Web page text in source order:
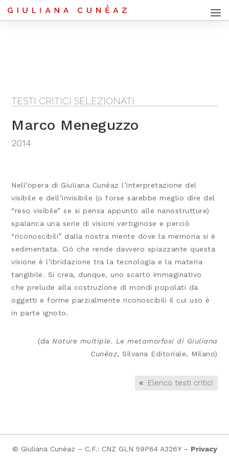
TESTI CRITICI SELEZIONATI
Marco Meneguzzo
2014
Nell’opera di Giuliana Cunéaz l’interpretazione del
visibile e dell’invisibile (o forse sarebbe meglio dire del
“reso visibile” se si pensa appunto alle nanostrutture)
spalanca una serie di visioni vertiginose e perciò
“riconoscibili” dalla nostra mente dove la memoria si è
sedimentata. Ciò che rende davvero spiazzante questa
visione è l’ibridazione tra la tecnologia e la materia
tangibile. Si crea, dunque, uno scarto immaginativo
che prelude alla costruzione di mondi popolati da
oggetti e forme parzialmente riconoscibili il cui uso è
in parte ignoto.
(da Nature multiple. Le metamorfosi di Giuliana
Cunéaz, Silvana Editoriale, Milano)
Elenco testi critici
© Giuliana Cunéaz – C.F.: CNZ GLN 59P64 A326Y – Privacy